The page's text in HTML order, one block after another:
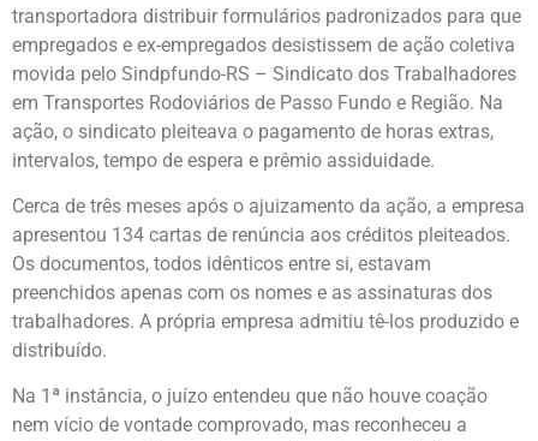
transportadora distribuir formulários padronizados para que
empregados e ex-empregados desistissem de ação coletiva
movida pelo Sindpfundo-RS – Sindicato dos Trabalhadores
em Transportes Rodoviários de Passo Fundo e Região. Na
ação, o sindicato pleiteava o pagamento de horas extras,
intervalos, tempo de espera e prêmio assiduidade.
Cerca de três meses após o ajuizamento da ação, a empresa
apresentou 134 cartas de renúncia aos créditos pleiteados.
Os documentos, todos idênticos entre si, estavam
preenchidos apenas com os nomes e as assinaturas dos
trabalhadores. A própria empresa admitiu tê-los produzido e
distribuído.
Na 1ª instância, o juízo entendeu que não houve coação
nem vício de vontade comprovado, mas reconheceu a